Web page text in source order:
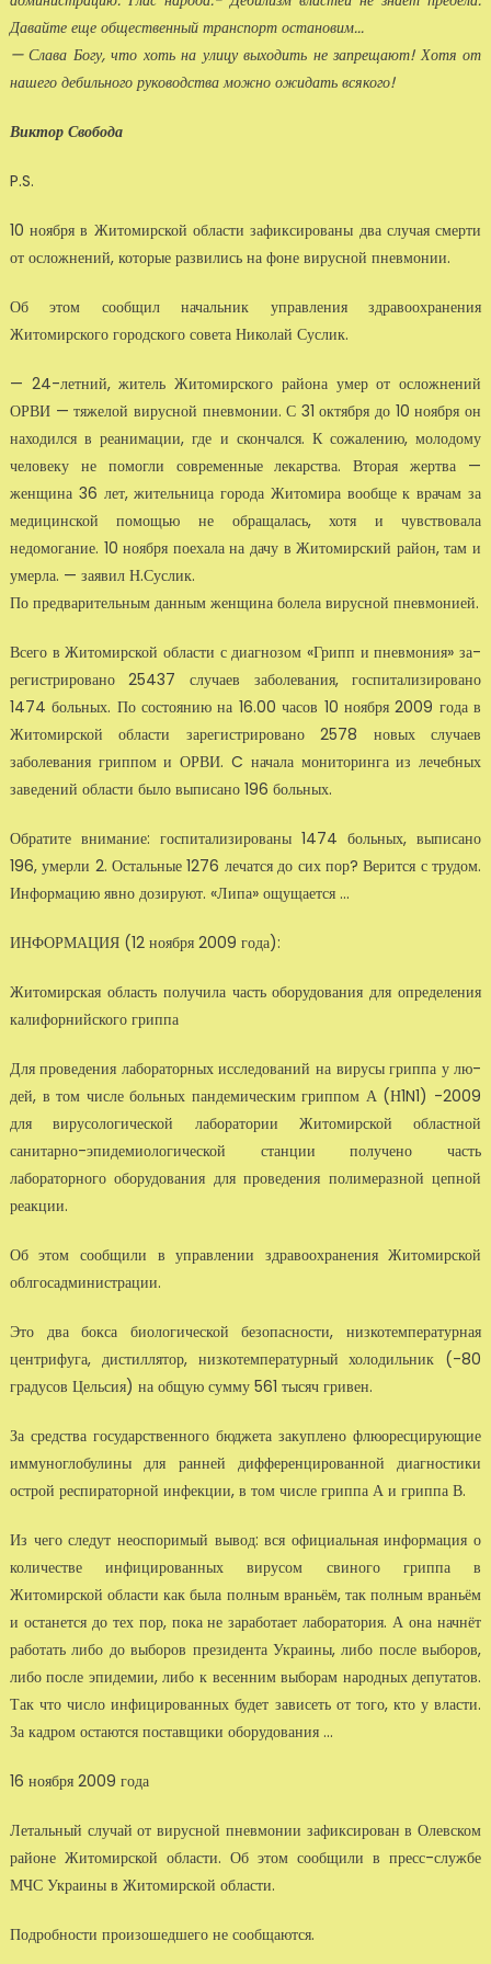
Давайте еще общественный транспорт остановим...
— Слава Богу, что хоть на улицу выходить не запрещают! Хотя от
на­шего дебильного руководства можно ожидать всякого!
Виктор Свобода
P.S.
10 ноября в Житомирской области зафиксированы два случая смерти
от осложнений, которые развились на фоне вирусной пневмонии.
Об этом сообщил начальник управления здравоохранения
Житомирско­го городского совета Николай Суслик.
— 24-летний, житель Житомирского района умер от осложнений
ОРВИ — тяжелой вирусной пневмонии. С 31 октября до 10 ноября он
находился в реанимации, где и скончался. К сожалению, молодому
человеку не по­могли современные лекарства. Вторая жертва —
женщина 36 лет, житель­ница города Житомира вообще к врачам за
медицинской помощью не обращалась, хотя и чувствовала
недомогание. 10 ноября поехала на дачу в Житомирский район, там и
умерла. — заявил Н.Суслик.
По предварительным данным женщина болела вирусной пневмонией.
Всего в Житомирской области с диагнозом «Грипп и пневмония» за­
регистрировано 25437 случаев заболевания, госпитализировано
1474 больных. По состоянию на 16.00 часов 10 ноября 2009 года в
Житомирс­кой области зарегистрировано 2578 новых случаев
заболевания грип­пом и ОРВИ. C начала мониторинга из лечебных
заведений области бы­ло выписано 196 больных.
Обратите внимание: госпитализированы 1474 больных, выписано
196, умерли 2. Остальные 1276 лечатся до сих пор? Верится с трудом.
Ин­формацию явно дозируют. «Липа» ощущается …
ИНФОРМАЦИЯ (12 ноября 2009 года):
Житомирская область получила часть оборудования для определе­ния
калифорнийского гриппа
Для проведения лабораторных исследований на вирусы гриппа у лю­
дей, в том числе больных пандемическим гриппом А (Н1N1) -2009
для вирусологической лаборатории Житомирской областной
санитарно-эпи­демиологической станции получено часть
лабораторного оборудования для проведения полимеразной цепной
реакции.
Об этом сообщили в управлении здравоохранения Житомирской
облго­садминистрации.
Это два бокса биологической безопасности, низкотемпературная
центри­фуга, дистиллятор, низкотемпературный холодильник (-80
градусов Цельсия) на общую сумму 561 тысяч гривен.
За средства государственного бюджета закуплено флюоресцирующие
им­муноглобулины для ранней дифференцированной диагностики
острой респираторной инфекции, в том числе гриппа А и гриппа В.
Из чего следут неоспоримый вывод: вся официальная информация о
ко­личестве инфицированных вирусом свиного гриппа в
Житомирской об­ласти как была полным враньём, так полным враньём
и останется до тех пор, пока не заработает лаборатория. А она начнёт
работать либо до вы­боров президента Украины, либо после выборов,
либо после эпидемии, либо к весенним выборам народных депутатов.
Так что число инфи­цированных будет зависеть от того, кто у власти.
За кадром остаются поставщики оборудования ...
16 ноября 2009 года
Летальный случай от вирусной пневмонии зафиксирован в Олевском
районе Житомирской области. Об этом сообщили в пресс-службе
МЧС Украины в Житомирской области.
Подробности произошедшего не сообщаются.